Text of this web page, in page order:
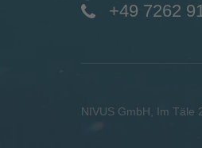
+49 7262
NIVUS GmbH, Im Täle